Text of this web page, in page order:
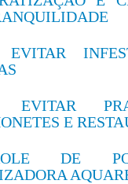
EVITAR
EVITAR
E
DE